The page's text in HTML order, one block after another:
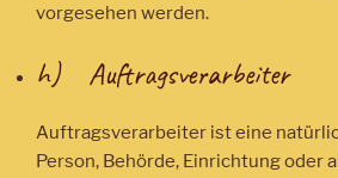
vorgesehen werden.
h) Auftragsverarbeiter
Auftragsverarbeiter ist eine
Person, Behörde, Einrichtung oder